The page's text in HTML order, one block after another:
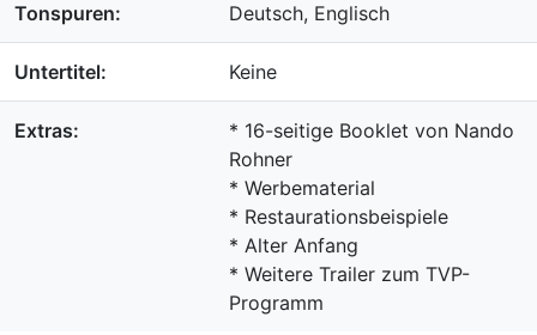
Tonspuren: Deutsch, Englisch
Untertitel: Keine
Extras:
* 16-seitige Booklet von Nando
Rohner
* Werbematerial
* Restaurationsbeispiele
* Alter Anfang
* Weitere Trailer zum TVP-
Programm